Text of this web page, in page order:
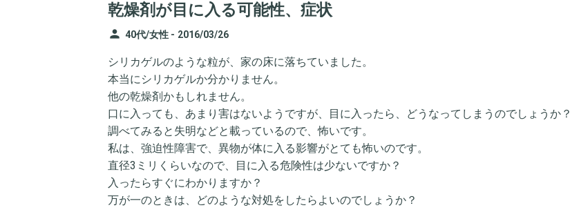
乾燥剤が目に入る可能性、症状
person 40代/女性 - 2016/03/26
シリカゲルのような粒が、家の床に落ちていました。
本当にシリカゲルか分かりません。
他の乾燥剤かもしれません。
口に入っても、あまり害はないようですが、目に入ったら、どうなってしまうのでしょうか？
調べてみると失明などと載っているので、怖いです。
私は、強迫性障害で、異物が体に入る影響がとても怖いのです。
直径3ミリくらいなので、目に入る危険性は少ないですか？
入ったらすぐにわかりますか？
万が一のときは、どのような対処をしたらよいのでしょうか？